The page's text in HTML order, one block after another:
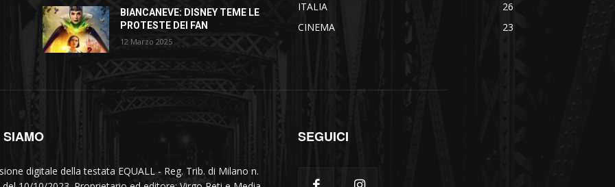
BIANCANEVE: DISNEY TEME LE
PROTESTE DEI FAN
12 Marzo 2025
ITALIA
26
CINEMA
23
SIAMO
digitale della testata EQUALL - Reg. Trib. di Milano n.
SEGUICI